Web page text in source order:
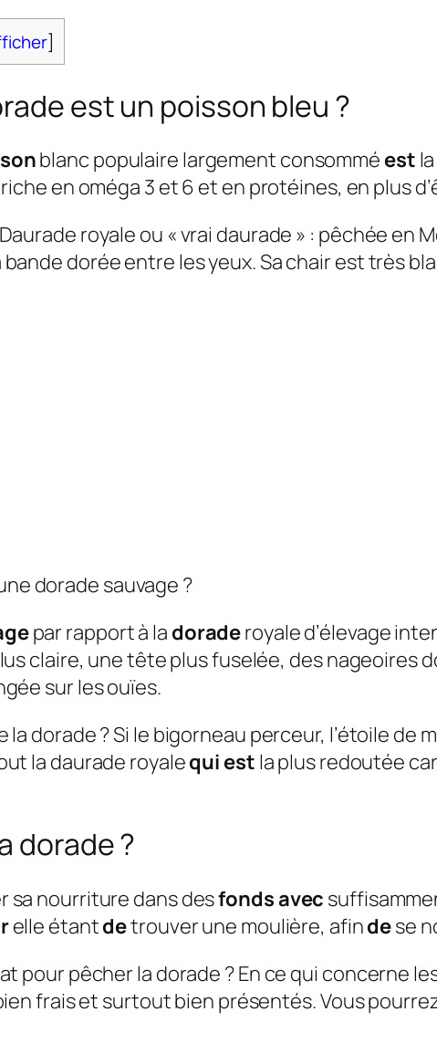
]
est un poisson bleu ?
blanc populaire largement consommé est
riche en oméga 3 et 6 et en protéines, en plus
royale ou « vrai daurade » : pêchée
dorée entre les yeux. Sa chair est très
dorade sauvage ?
par rapport à la doraderoyale d’élevage
claire, une tête plus fuselée, des nageoires
sur les ouïes.
dorade ? Si le bigorneau perceur, l’étoile de
la daurade royalequi est la plus redoutée
dorade ?
sa nourriture dans desfonds avec
elle étantdetrouver une moulière, afindese
pour pêcher la dorade ? En ce qui concerne
frais et surtout bien présentés. Vous